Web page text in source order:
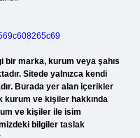
bir marka, kurum veya şahıs
Sitede yalnızca kendi
Burada yer alan içerikler
kurum ve kişiler hakkında
ve kişiler ile isim
bilgiler taslak